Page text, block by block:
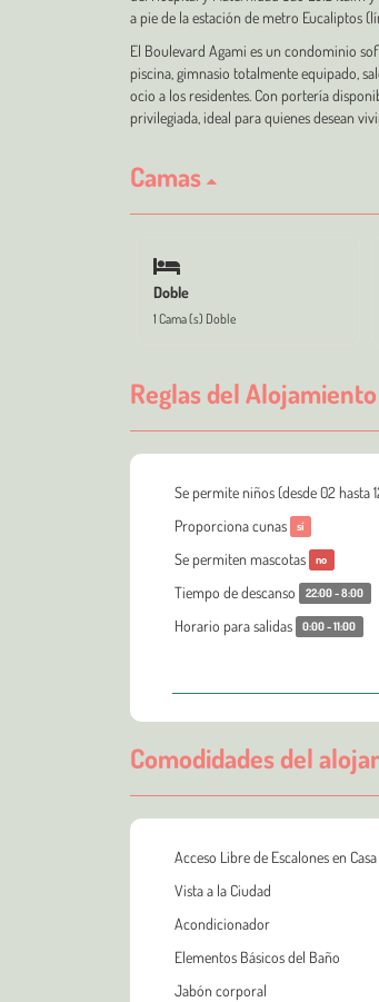
a pie de la estación de metro Eucaliptos
El Boulevard Agami es un condominio
piscina, gimnasio totalmente equipado,
ocio a los residentes. Con portería
privilegiada, ideal para quienes desean
Camas
Doble
1 Cama (s) Doble
Reglas del Alojamiento
Se permite niños (desde 02 hasta
Proporciona cunas sí
Se permiten mascotas no
Tiempo de descanso 22:00 - 8:00
Horario para salidas 0:00 - 11:00
Comodidades del
Acceso Libre de Escalones en Casa
Vista a la Ciudad
Acondicionador
Elementos Básicos del Baño
Jabón corporal